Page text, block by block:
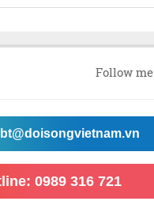
Follow me
0989 316 721